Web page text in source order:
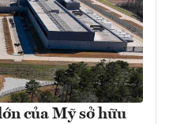
của Mỹ sở hữu